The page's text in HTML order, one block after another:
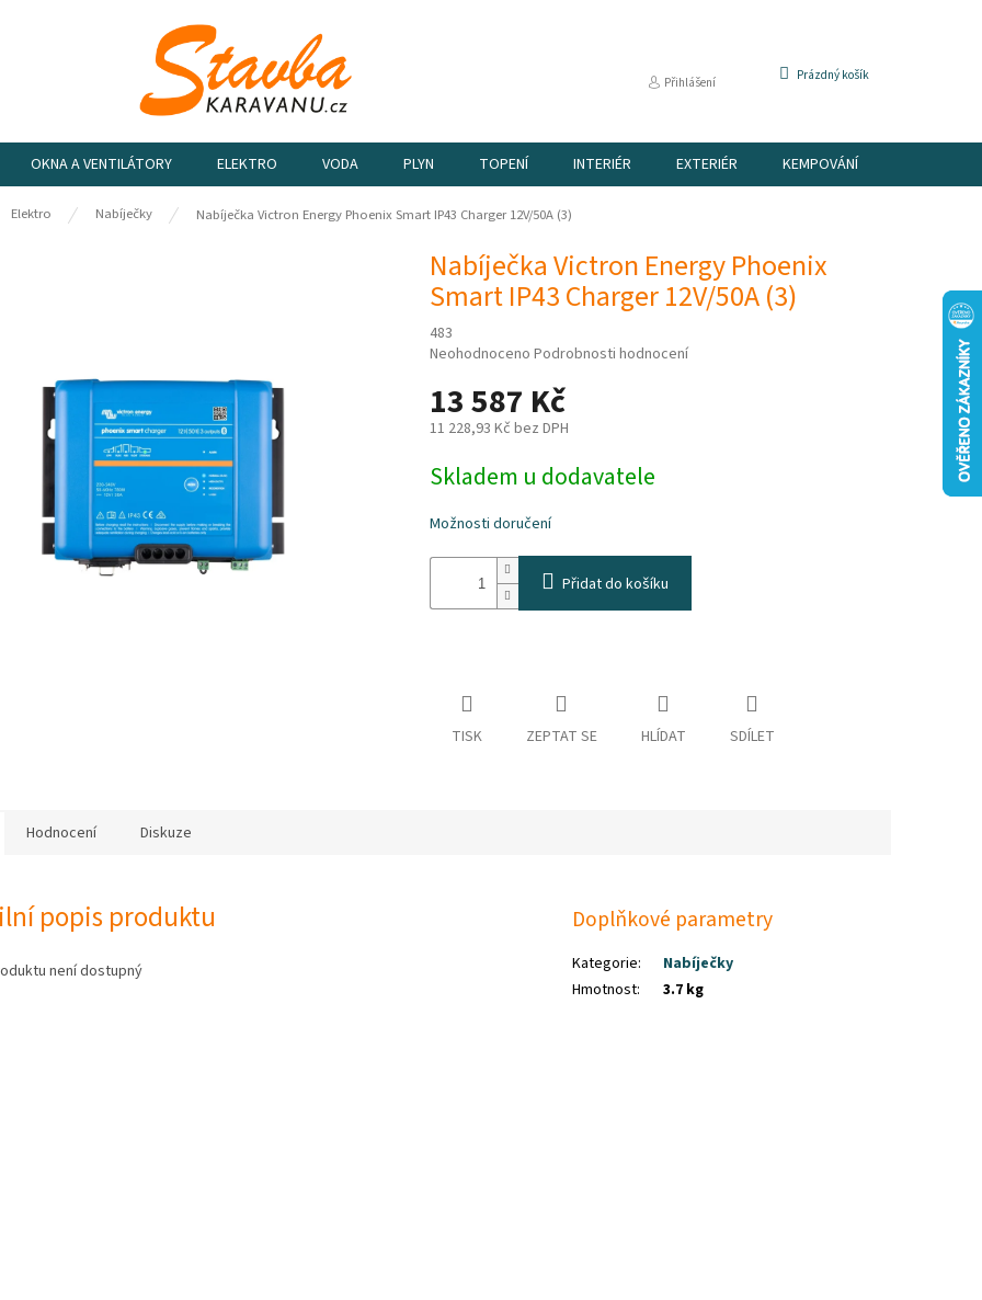
Přihlášení
NÁKUPNÍ
Prázdný košík
OKNA A VENTILÁTORY ELEKTRO VODA PLYN TOPENÍ INTERIÉR EXTERIÉR KEMPOVÁNÍ
Elektro Nabíječky Nabíječka Victron Energy Phoenix Smart IP43 Charger 12V/50A (3)
Nabíječka Victron Energy Phoenix
Smart IP43 Charger 12V/50A (3)
483
Průměrné
produktu
je
0,0
5
Neohodnoceno Podrobnosti hodnocení
13 587 Kč
11 228,93 Kč bez DPH
cena:
Skladem u dodavatele
Možnosti doručení
Přidat do košíku
TISK ZEPTAT SE HLÍDAT SDÍLET
Hodnocení Diskuze
popis produktu
není dostupný
Doplňkové parametry
Kategorie:
Nabíječky
Hmotnost: 3.7 kg